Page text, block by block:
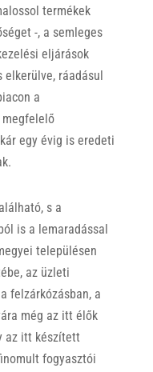
termékek
-, a semleges
eljárások
ráadásul
a
megfelelő
egy évig is eredeti
s a
is a lemaradással
településen
az üzleti
felzárkózásban, a
még az itt élők
az itt készített
fogyasztói